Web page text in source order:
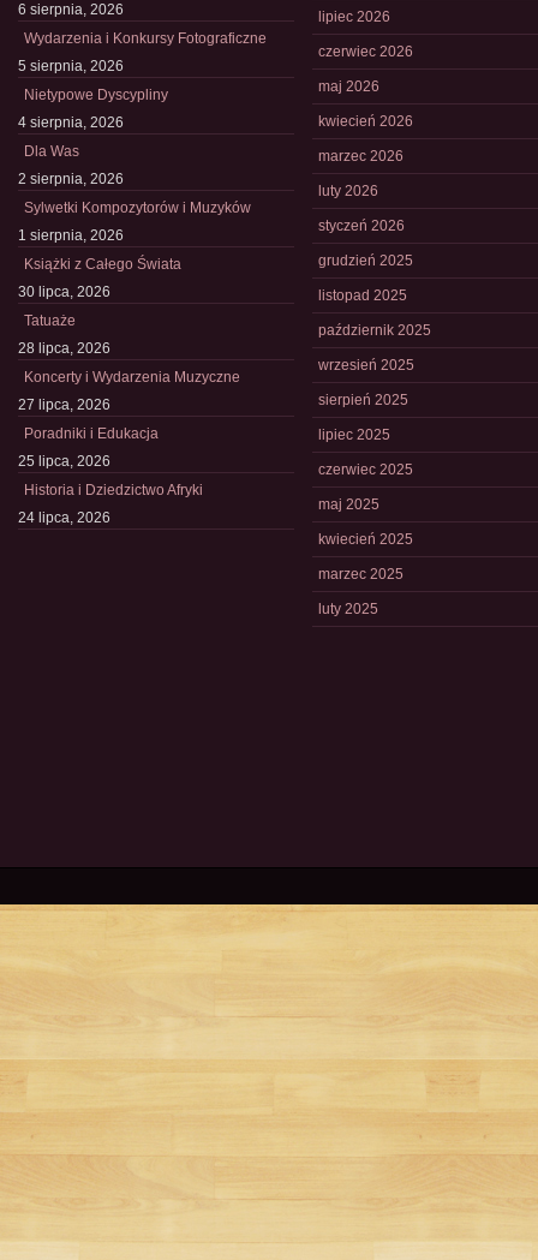
6 sierpnia, 2026
Wydarzenia i Konkursy Fotograficzne
5 sierpnia, 2026
Nietypowe Dyscypliny
4 sierpnia, 2026
Dla Was
2 sierpnia, 2026
Sylwetki Kompozytorów i Muzyków
1 sierpnia, 2026
Książki z Całego Świata
30 lipca, 2026
Tatuaże
28 lipca, 2026
Koncerty i Wydarzenia Muzyczne
27 lipca, 2026
Poradniki i Edukacja
25 lipca, 2026
Historia i Dziedzictwo Afryki
24 lipca, 2026
lipiec 2026
czerwiec 2026
maj 2026
kwiecień 2026
marzec 2026
luty 2026
styczeń 2026
grudzień 2025
listopad 2025
październik 2025
wrzesień 2025
sierpień 2025
lipiec 2025
czerwiec 2025
maj 2025
kwiecień 2025
marzec 2025
luty 2025